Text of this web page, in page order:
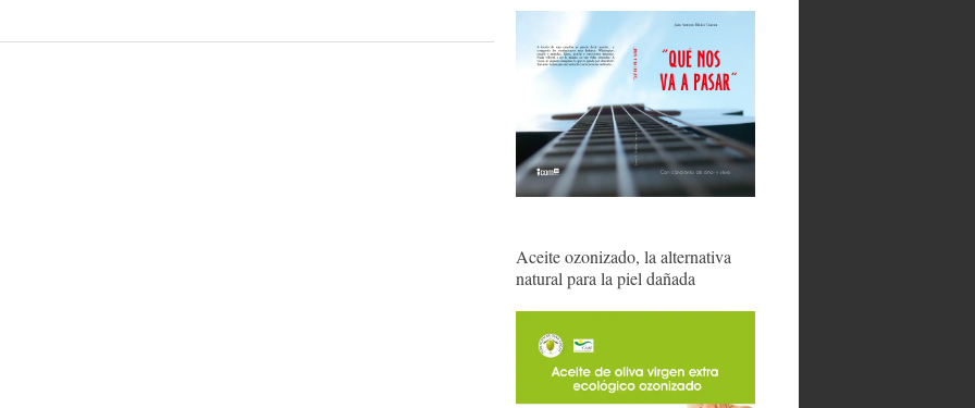
Aceite ozonizado, la alternativa
natural para la piel dañada